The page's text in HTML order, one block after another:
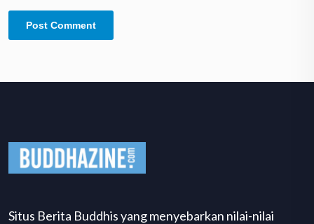
Situs Berita Buddhis yang menyebarkan nilai-nilai